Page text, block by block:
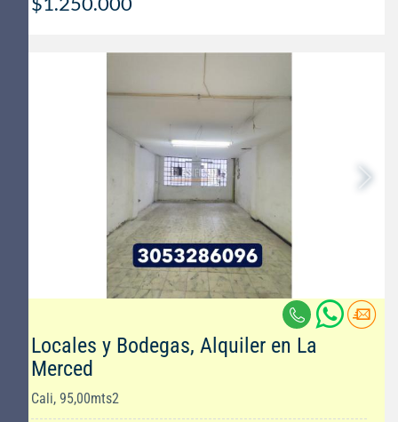
Locales y Bodegas, Alquiler en La
Merced
Cali, 95,00mts2